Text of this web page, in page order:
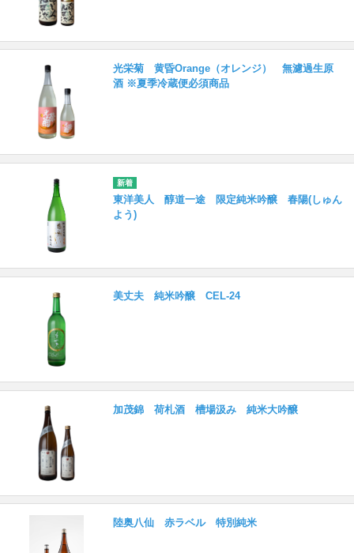
光栄菊 黄昏Orange（オレンジ） 無濾過生原
酒 ※夏季冷蔵便必須商品
東洋美人 醇道一途 限定純米吟醸 春陽(しゅん
よう)
美丈夫 純米吟醸 CEL-24
加茂錦 荷札酒 槽場汲み 純米大吟醸
陸奥八仙 赤ラベル 特別純米